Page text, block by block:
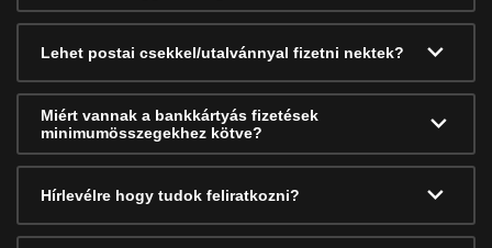
Lehet postai csekkel/utalvánnyal fizetni nektek?
Miért vannak a bankkártyás fizetések
minimumösszegekhez kötve?
Hírlevélre hogy tudok feliratkozni?